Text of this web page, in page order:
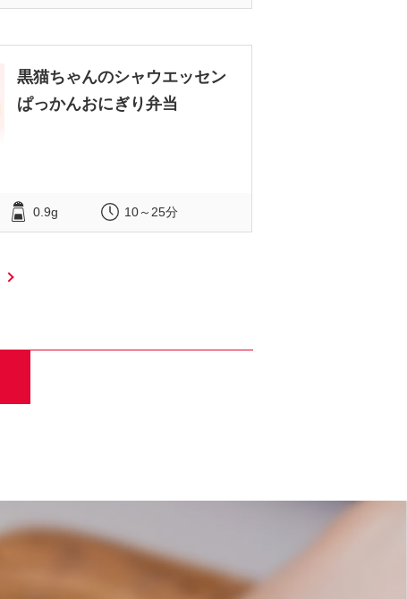
黒猫ちゃんのシャウエッセン
ぱっかんおにぎり弁当
0.9g 10～25分